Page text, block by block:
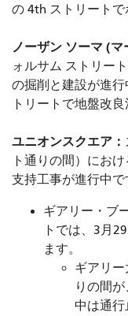
の 4th ストリートで
ノーザン ソーマ (
ォルサム ストリー
の掘削と建設が進
トリートで地盤改
ユニオンスクエア：
ト通りの間）にお
支持工事が進行中で
ギアリー・ブ
トでは、3月
ます。
ギアリ
りの間
中は通行